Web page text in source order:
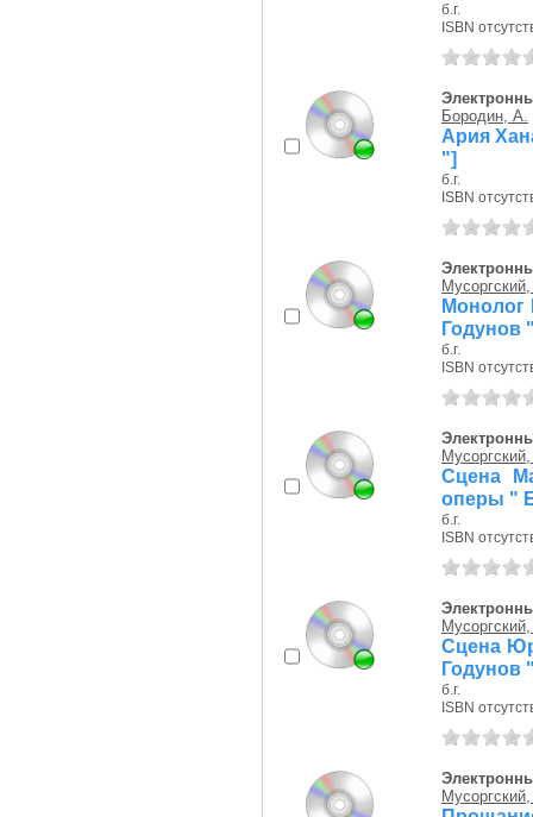
б.г.
ISBN
Бородин, А.
Ария
"]
б.г.
ISBN
Монолог
Годунов
б.г.
ISBN
Сцена
оперы "
б.г.
ISBN
Сцена
Годунов
б.г.
ISBN